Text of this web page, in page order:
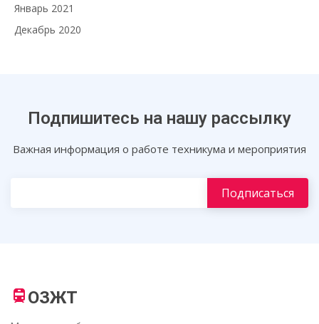
Январь 2021
Декабрь 2020
Подпишитесь на нашу рассылку
Важная информация о работе техникума и мероприятия
ОЗЖТ